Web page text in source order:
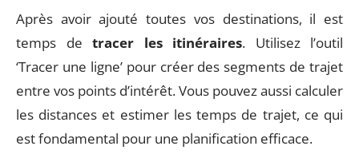
Après avoir ajouté toutes vos destinations, il est
temps de tracer les itinéraires. Utilisez l’outil
‘Tracer une ligne’ pour créer des segments de trajet
entre vos points d’intérêt. Vous pouvez aussi calculer
les distances et estimer les temps de trajet, ce qui
est fondamental pour une planification efficace.